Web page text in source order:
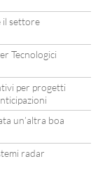
il settore
Tecnologici
per progetti
un’altra boa
radar